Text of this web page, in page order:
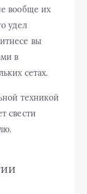
вообще их
удел
вы
в
сетах.
техникой
свести